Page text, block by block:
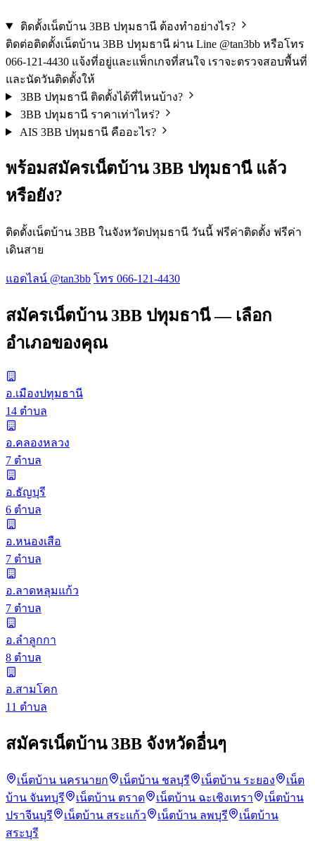
ติดตั้งเน็ตบ้าน 3BB ปทุมธานี ต้องทำอย่างไร?
ติดต่อติดตั้งเน็ตบ้าน 3BB ปทุมธานี ผ่าน Line @tan3bb หรือโทร
066-121-4430 แจ้งที่อยู่และแพ็กเกจที่สนใจ เราจะตรวจสอบพื้นที่
และนัดวันติดตั้งให้
3BB ปทุมธานี ติดตั้งได้ที่ไหนบ้าง?
3BB ปทุมธานี ราคาเท่าไหร่?
AIS 3BB ปทุมธานี คืออะไร?
พร้อมสมัครเน็ตบ้าน 3BB ปทุมธานี แล้ว
หรือยัง?
ติดตั้งเน็ตบ้าน 3BB ในจังหวัดปทุมธานี วันนี้ ฟรีค่าติดตั้ง ฟรีค่า
เดินสาย
แอดไลน์ @tan3bb โทร 066-121-4430
สมัครเน็ตบ้าน 3BB ปทุมธานี — เลือก
อำเภอของคุณ
อ.เมืองปทุมธานี
14 ตำบล
อ.คลองหลวง
7 ตำบล
อ.ธัญบุรี
6 ตำบล
อ.หนองเสือ
7 ตำบล
อ.ลาดหลุมแก้ว
7 ตำบล
อ.ลำลูกกา
8 ตำบล
อ.สามโคก
11 ตำบล
สมัครเน็ตบ้าน 3BB จังหวัดอื่นๆ
เน็ตบ้าน นครนายก เน็ตบ้าน ชลบุรี เน็ตบ้าน ระยอง
เน็ต
บ้าน จันทบุรี
เน็ตบ้าน ตราด เน็ตบ้าน ฉะเชิงเทรา
เน็ตบ้าน
ปราจีนบุรี
เน็ตบ้าน สระแก้ว เน็ตบ้าน ลพบุรี
เน็ตบ้าน
สระบุรี